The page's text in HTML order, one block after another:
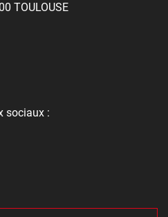
TOULOUSE
sociaux :